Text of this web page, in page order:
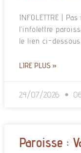
INFOLETTRE |
l’infolettre
le lien ci-
LIRE PLUS »
24/07/2026
Paroisse :